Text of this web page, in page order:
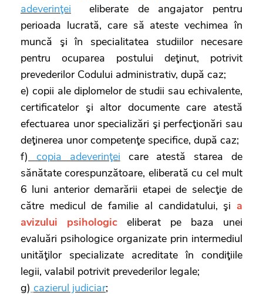
adeverinţei eliberate de angajator pentru
perioada lucrată, care să ateste vechimea în
muncă şi în specialitatea studiilor necesare
pentru ocuparea postului deţinut, potrivit
prevederilor Codului administrativ, după caz;
e) copii ale diplomelor de studii sau echivalente,
certificatelor şi altor documente care atestă
efectuarea unor specializări şi perfecţionări sau
deţinerea unor competenţe specifice, după caz;
f) copia adeverinţei care atestă starea de
sănătate corespunzătoare, eliberată cu cel mult
6 luni anterior demarării etapei de selecţie de
către medicul de familie al candidatului, şi a
avizului psihologic eliberat pe baza unei
evaluări psihologice organizate prin intermediul
unităţilor specializate acreditate în condiţiile
legii, valabil potrivit prevederilor legale;
g) cazierul judiciar;